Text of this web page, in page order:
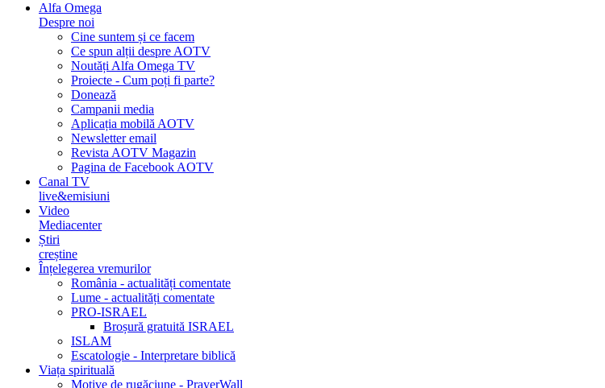
Alfa Omega
Despre noi
Cine suntem și ce facem
Ce spun alții despre AOTV
Noutăți Alfa Omega TV
Proiecte - Cum poți fi parte?
Donează
Campanii media
Aplicația mobilă AOTV
Newsletter email
Revista AOTV Magazin
Pagina de Facebook AOTV
Canal TV
live&emisiuni
Video
Mediacenter
Știri
creștine
Înțelegerea vremurilor
România - actualități comentate
Lume - actualități comentate
PRO-ISRAEL
Broșură gratuită ISRAEL
ISLAM
Escatologie - Interpretare biblică
Viața spirituală
Motive de rugăciune - PrayerWall